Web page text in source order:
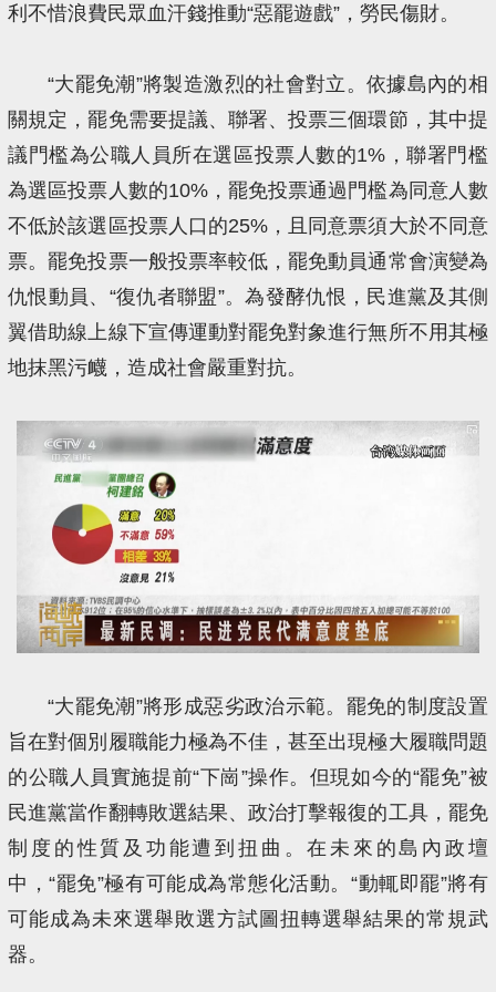
利不惜浪費民眾血汗錢推動“惡罷遊戲”，勞民傷財。
“大罷免潮”將製造激烈的社會對立。依據島內的相
關規定，罷免需要提議、聯署、投票三個環節，其中提
議門檻為公職人員所在選區投票人數的1%，聯署門檻
為選區投票人數的10%，罷免投票通過門檻為同意人數
不低於該選區投票人口的25%，且同意票須大於不同意
票。罷免投票一般投票率較低，罷免動員通常會演變為
仇恨動員、“復仇者聯盟”。為發酵仇恨，民進黨及其側
翼借助線上線下宣傳運動對罷免對象進行無所不用其極
地抹黑污衊，造成社會嚴重對抗。
“大罷免潮”將形成惡劣政治示範。罷免的制度設置
旨在對個別履職能力極為不佳，甚至出現極大履職問題
的公職人員實施提前“下崗”操作。但現如今的“罷免”被
民進黨當作翻轉敗選結果、政治打擊報復的工具，罷免
制度的性質及功能遭到扭曲。在未來的島內政壇
中，“罷免”極有可能成為常態化活動。“動輒即罷”將有
可能成為未來選舉敗選方試圖扭轉選舉結果的常規武
器。